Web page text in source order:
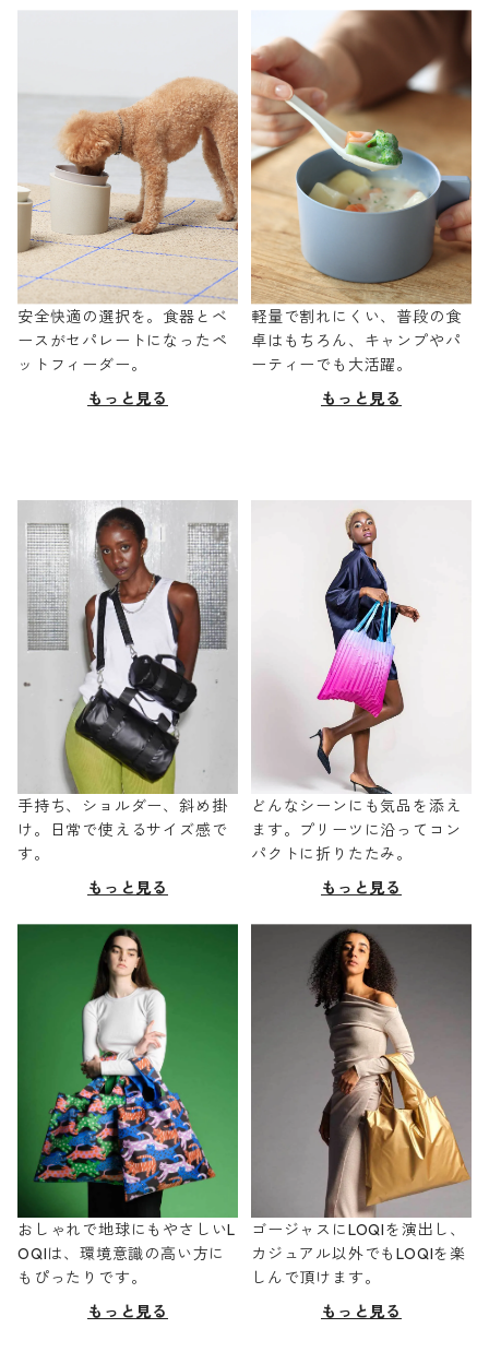
安全快適の選択を。食器とベ
ースがセパレートになったペ
ットフィーダー。
もっと見る
軽量で割れにくい、普段の食
卓はもちろん、キャンプやパ
ーティーでも大活躍。
もっと見る
手持ち、ショルダー、斜め掛
け。日常で使えるサイズ感で
す。
もっと見る
どんなシーンにも気品を添え
ます。プリーツに沿ってコン
パクトに折りたたみ。
もっと見る
おしゃれで地球にもやさしいL
OQIは、環境意識の高い方に
もぴったりです。
もっと見る
ゴージャスにLOQIを演出し、
カジュアル以外でもLOQIを楽
しんで頂けます。
もっと見る